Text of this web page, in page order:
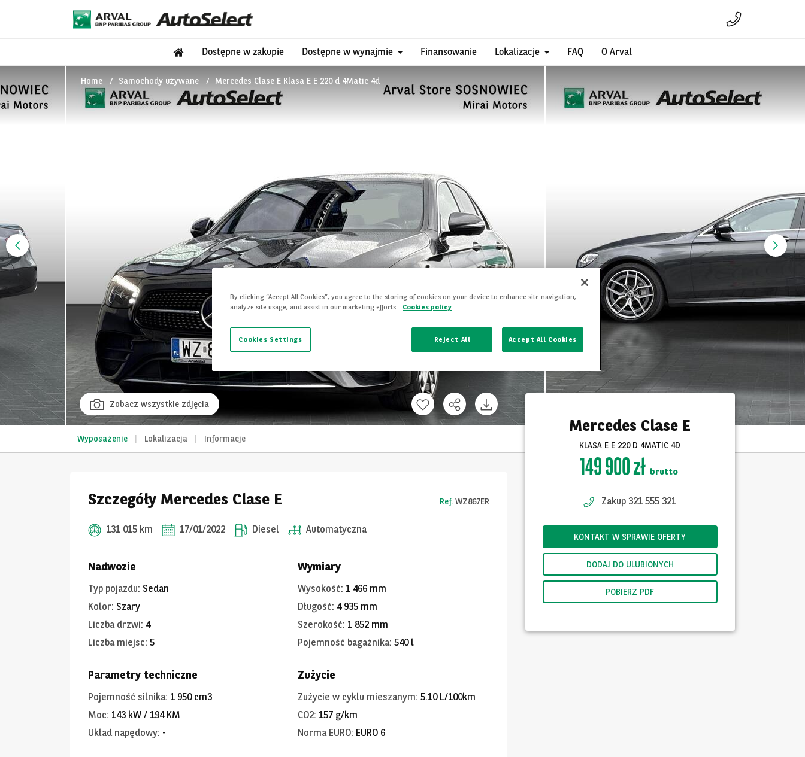
Dostępne w zakupie Dostępne w wynajmie Finansowanie Lokalizacje FAQ O Arval
Home Samochody używane Mercedes Clase E Klasa E E 220 d 4Matic 4d
Zobacz wszystkie zdjęcia
Wyposażenie Lokalizacja Informacje
Mercedes Clase E
KLASA E E 220 D 4MATIC 4D
149 900 zł brutto
Zakup 321 555 321
KONTAKT W SPRAWIE OFERTY
DODAJ DO ULUBIONYCH
POBIERZ PDF
Szczegóły Mercedes Clase E
131 015 km 17/01/2022 Diesel Automatyczna
Ref. WZ867ER
Nadwozie
Typ pojazdu: Sedan
Kolor: Szary
Liczba drzwi: 4
Liczba miejsc: 5
Wymiary
Wysokość: 1 466 mm
Długość: 4 935 mm
Szerokość: 1 852 mm
Pojemność bagażnika: 540 l
Parametry techniczne
Pojemność silnika: 1 950 cm3
Moc: 143 kW / 194 KM
Układ napędowy: -
Zużycie
Zużycie w cyklu mieszanym: 5.10 L/100km
CO2: 157 g/km
Norma EURO: EURO 6
By clicking “Accept All Cookies”, you agree to the storing of cookies on your device to enhance site navigation,
analyze site usage, and assist in our marketing efforts.
Cookies policy
Reject All Accept All Cookies
Cookies Settings